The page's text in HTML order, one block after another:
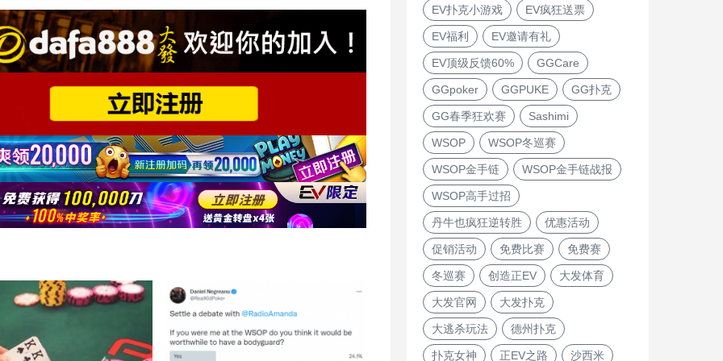
EV扑克小游戏 EV疯狂送票
EV福利 EV邀请有礼
EV顶级反馈60% GGCare
GGpoker GGPUKE GG扑克
GG春季狂欢赛 Sashimi
WSOP WSOP冬巡赛
WSOP金手链 WSOP金手链战报
WSOP高手过招
丹牛也疯狂逆转胜 优惠活动
促销活动 免费比赛 免费赛
冬巡赛 创造正EV 大发体育
大发官网 大发扑克
大逃杀玩法 德州扑克
扑克女神 正EV之路 沙西米